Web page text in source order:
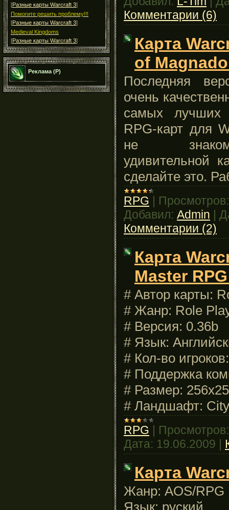
[Разные карты Warcraft 3]
Помогите решить проблему!!!
[Разные карты Warcraft 3]
Medieval Kingdoms
[Разные карты Warcraft 3]
Реклама (Р)
Комментарии (6)
Карта
of
Последняя
очень
самых лучших
RPG-карт для
не
удивительной
сделайте это.
RPG | Просмотров:
Добавил: Admin |
Комментарии (2)
Карта
Master
# Автор карты:
# Жанр: Role
# Версия: 0.36b
# Язык:
# Кол-во
# Поддержка
# Размер:
# Ландшафт:
RPG | Просмотров:
Дата: 19.06.2009 |
Карта
Жанр: AOS/RPG
Язык: руский